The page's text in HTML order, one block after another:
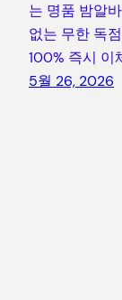
는 명품 밤알
없는 무한 독
100% 즉시 이
5월 26, 2026